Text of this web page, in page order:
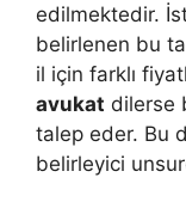
edilmektedir.
belirlenen bu
il için farklı
avukat dilerse
talep eder. Bu
belirleyici